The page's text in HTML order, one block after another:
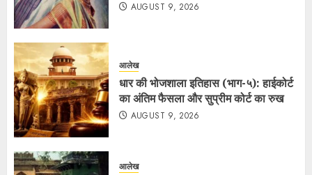
AUGUST 9, 2026
आलेख
धार की भोजशाला इतिहास (भाग-५): हाईकोर्ट
का अंतिम फैसला और सुप्रीम कोर्ट का रुख
AUGUST 9, 2026
आलेख